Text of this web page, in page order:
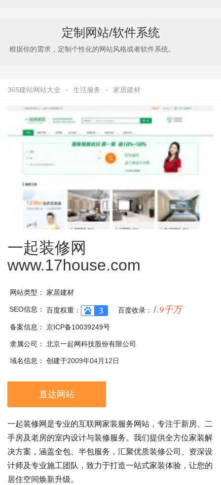
定制网站/软件系统
根据你的需求，定制个性化的网站风格或者软件系统。
365建站网站大全 - 生活服务 - 家居建材
一起装修网
www.17house.com
网站类型： 家居建材
SEO信息： 百度权重： 百度收录： 1.9千万
备案信息： 京ICP备10039249号
隶属公司： 北京一起网科技股份有限公司
域名信息： 创建于2009年04月12日
直达网站
一起装修网是专业的互联网家装服务网站，专注于新房、二
手房及老房的室内设计与装修服务。我们提供全方位家装解
决方案，涵盖全包、半包服务，汇聚优质装修公司、资深设
计师及专业施工团队，致力于打造一站式家装体验，让您的
居住空间焕新升级。